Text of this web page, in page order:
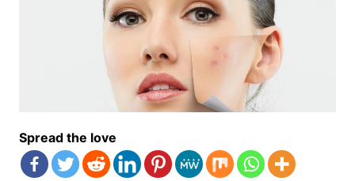
Spread the love